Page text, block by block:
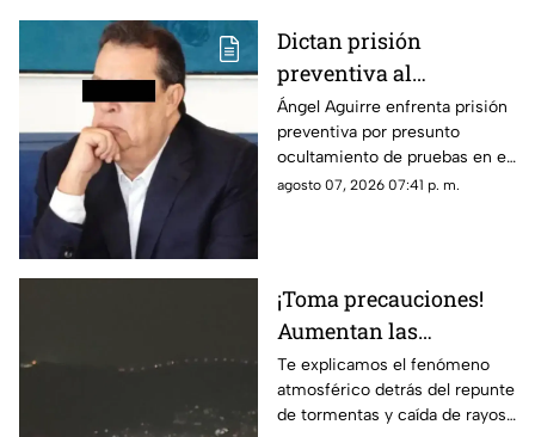
Dictan prisión
preventiva al
exgobernador Ángel
Aguirre por presunto
ocultamiento de
pruebas en el caso
Ángel Aguirre enfrenta prisión
preventiva por presunto
ocultamiento de pruebas en el
caso de los 43 normalistas de
agosto 07, 2026 07:41 p. m.
¡Toma precauciones!
Aumentan las
tormentas eléctricas y
lluvias intensas en
Acapulco
Te explicamos el fenómeno
atmosférico detrás del repunte
de tormentas y caída de rayos